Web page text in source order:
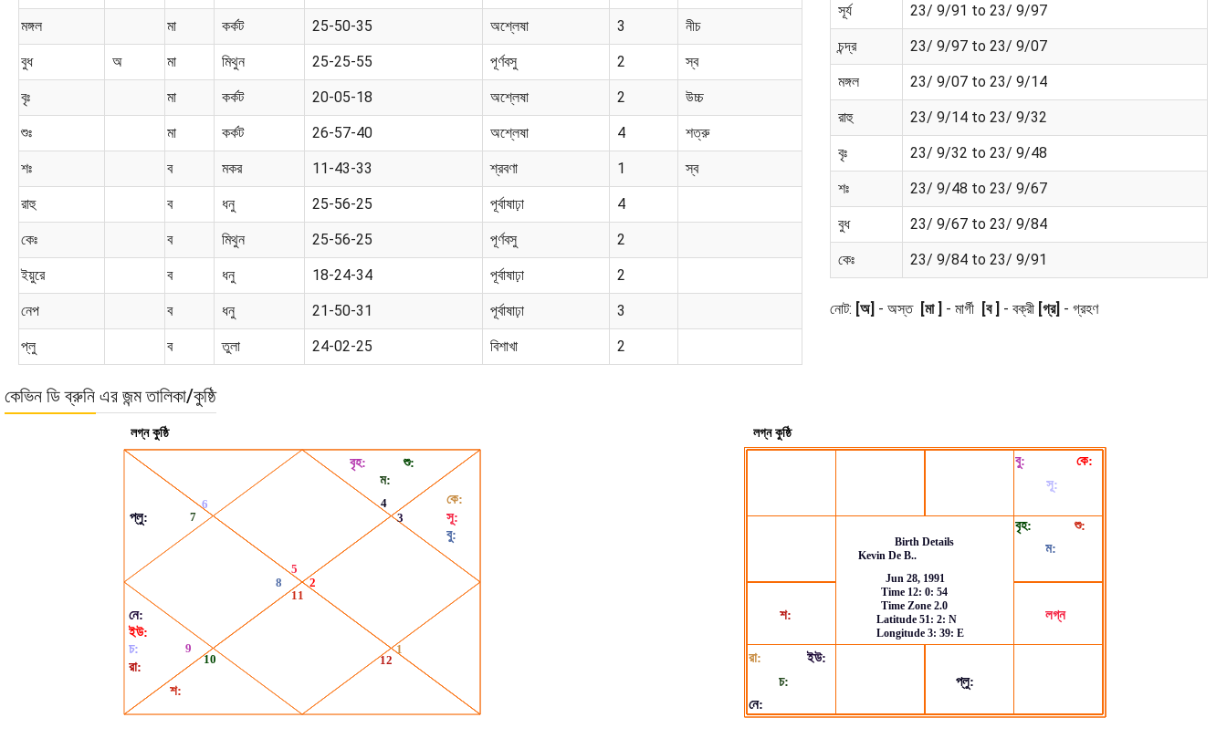
মঙ্গল মা কর্কট 25-50-35 অশ্লেষা 3 নীচ
বুধ অ মা মিথুন 25-25-55 পূর্ণবসু 2 স্ব
বৃঃ মা কর্কট 20-05-18 অশ্লেষা 2 উচ্চ
শুঃ মা কর্কট 26-57-40 অশ্লেষা 4 শত্রু
শঃ ব মকর 11-43-33 শ্রবণা 1 স্ব
রাহু ব ধনু 25-56-25 পূর্বাষাঢ়া 4
কেঃ ব মিথুন 25-56-25 পূর্ণবসু 2
ইয়ুরে ব ধনু 18-24-34 পূর্বাষাঢ়া 2
নেপ ব ধনু 21-50-31 পূর্বাষাঢ়া 3
প্লু ব তুলা 24-02-25 বিশাখা 2
সূর্য 23/ 9/91 to 23/ 9/97
চন্দ্র 23/ 9/97 to 23/ 9/07
মঙ্গল 23/ 9/07 to 23/ 9/14
রাহু 23/ 9/14 to 23/ 9/32
বৃঃ 23/ 9/32 to 23/ 9/48
শঃ 23/ 9/48 to 23/ 9/67
বুধ 23/ 9/67 to 23/ 9/84
কেঃ 23/ 9/84 to 23/ 9/91
নোট: [অ] - অস্ত [মা ] - মার্গী [ব ] - বক্রী [গ্র] - গ্রহণ
কেভিন ডি ব্রুনি এর জন্ম তালিকা/কুষ্ঠি